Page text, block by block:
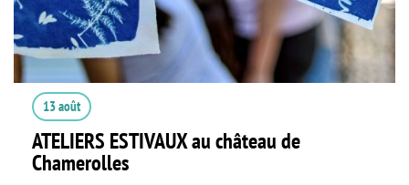
13 août
ATELIERS ESTIVAUX au château de
Chamerolles